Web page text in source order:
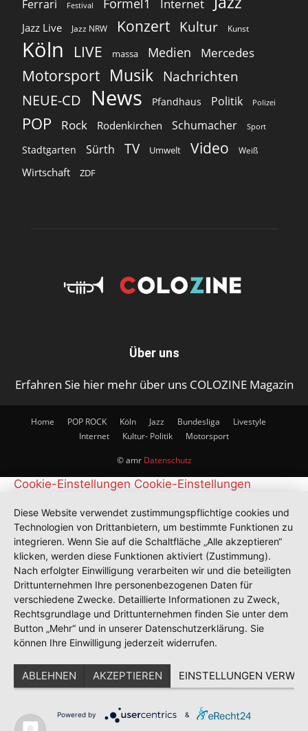
Ferrari Festival Formel1 Internet
Jazz Live Jazz NRW Konzert Kultur Kunst
Köln LIVE massa Medien Mercedes
Motorsport Musik Nachrichten
NEUE-CD
News Pfandhaus Politik Polizei
POP Rock Rodenkirchen Schumacher Sport
Stadtgarten Sürth TV Umwelt Video Weiß
Wirtschaft ZDF
Über uns
Erfahren Sie hier mehr über uns COLOZINE Magazin
Home POP ROCK Köln Jazz Bundesliga
Livestyle
Internet
Kultur- Politik Motorsport
© amr Datenschutz
Cookie-Einstellungen Cookie-Einstellungen
Diese Website verwendet zustimmungspflichtige cookies und
Technologien von Drittanbietern, um bestimmte Funktionen zu
integrieren. Wenn Sie auf die Schaltfläche „Alle akzeptieren“
klicken, werden diese Funktionen aktiviert (Zustimmung).
Nach erfolgter Einwilligung verarbeiten wir und die beteiligten
Drittunternehmen Ihre personenbezogenen Daten für
verschiedene Zwecke. Detaillierte Informationen zu Zweck,
Rechtsgrundlage und Drittunternehmen finden Sie unter dem
Button „Mehr“ und in unserer Datenschutzerklärung. Sie
können Ihre Einwilligung jederzeit widerrufen.
ABLEHNEN AKZEPTIEREN EINSTELLUNGEN
Powered by &